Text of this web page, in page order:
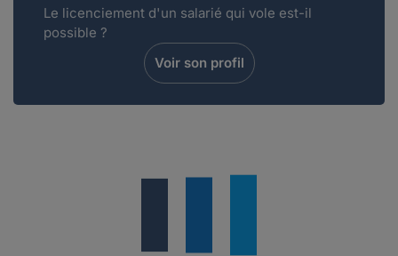
Le licenciement d'un salarié qui vole est-il
possible ?
Voir son profil